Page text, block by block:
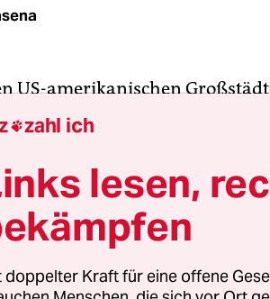
US-amerikanischen
vulgär wirkt diese Nähe an
Yorker Wall Street. Die
der Welt stehen hier
die Sonne nie den Boden
sprinten adrette Banker
Häusernischen hoffen
zahl ich
lesen,
doppelter Kraft für eine offene